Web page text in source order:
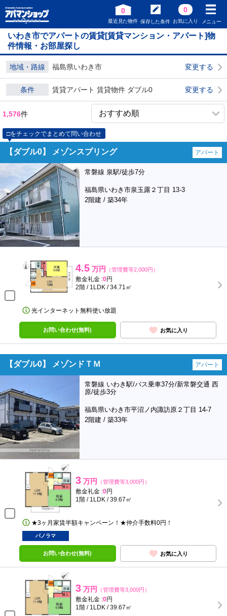
0
最近見た物件 保存した条件
0
お気に入り メニュー
いわき市でアパートの賃貸[賃貸マンション・アパート]物
件情報・お部屋探し
地域・路線 福島県いわき市 変更する
条件 賃貸アパート 賃貸物件 ダブル0 変更する
1,576件
□をチェックでまとめて問い合わせ
【ダブル0】 メゾンスプリング アパート
常磐線 泉駅/徒歩7分
福島県いわき市泉玉露２丁目 13-3
2階建 / 築34年
4.5 万円 （管理費等2,000円）
敷金礼金 :0円
2階 / 1LDK / 34.71㎡
光インターネット無料使い放題
お問い合わせ(無料) お気に入り
【ダブル0】 メゾンドＴＭ アパート
常磐線 いわき駅/バス乗車37分/新常磐交通 西
原/徒歩3分
福島県いわき市平沼ノ内諏訪原２丁目 14-7
2階建 / 築33年
3 万円 （管理費等3,000円）
敷金礼金 :0円
1階 / 1LDK / 39.67㎡
★3ヶ月家賃半額キャンペーン！★仲介手数料0円！
パノラマ
お問い合わせ(無料) お気に入り
3 万円 （管理費等3,000円）
敷金礼金 :0円
1階 / 1LDK / 39.67㎡